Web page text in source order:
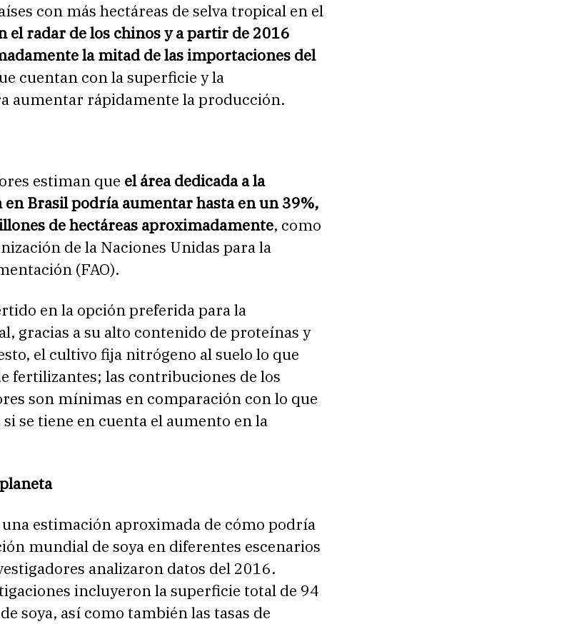
con más hectáreas de selva tropical en el
el radar de los chinos y a partir de 2016
la mitad de las importaciones del
cuentan con la superficie y la
aumentar rápidamente la producción.
estiman que el área dedicada a la
en Brasil podría aumentar hasta en un 39%,
de hectáreas aproximadamente, como
de la Naciones Unidas para la
(FAO).
en la opción preferida para la
gracias a su alto contenido de proteínas y
el cultivo fija nitrógeno al suelo lo que
fertilizantes; las contribuciones de los
son mínimas en comparación con lo que
se tiene en cuenta el aumento en la
estimación aproximada de cómo podría
mundial de soya en diferentes escenarios
analizaron datos del 2016.
incluyeron la superficie total de 94
soya, así como también las tasas de